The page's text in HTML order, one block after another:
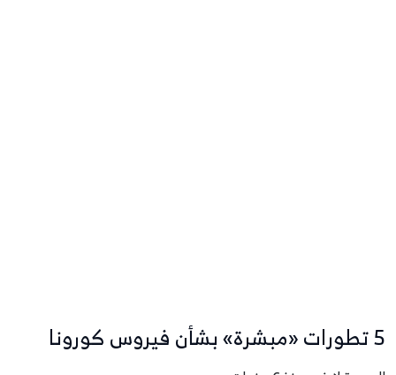
5 تطورات «مبشرة» بشأن فيروس كورونا